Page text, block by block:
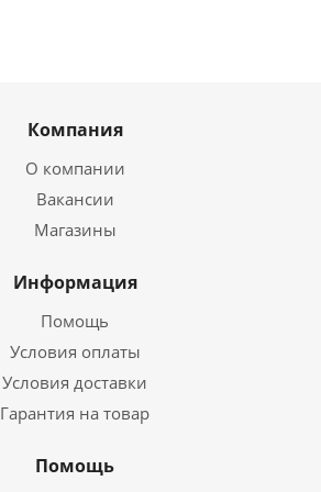
Компания
О компании
Вакансии
Магазины
Информация
Помощь
Условия оплаты
Условия доставки
Гарантия на товар
Помощь